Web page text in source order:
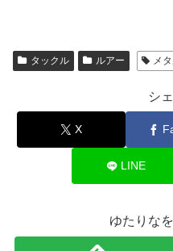
タックル ルアー メ
シ
X
LINE
ゆたりな